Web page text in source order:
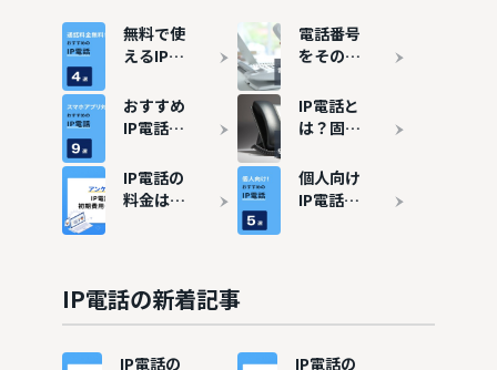
無料で使
えるIP電
アプリ）
おすすめ
び方のポ
イント
は？
電話番号
をそのま
IP電話8
選！今の
乗り換え
る方法と
は？
おすすめ
IP電話ア
（050ア
プリ）9
IP電話と
は？固定
違い、導
入メリッ
IP電話の
料金はい
場のリア
ルと通話
料を解説
個人向け
IP電話
IP電話の新着記事
IP電話の
IP電話の